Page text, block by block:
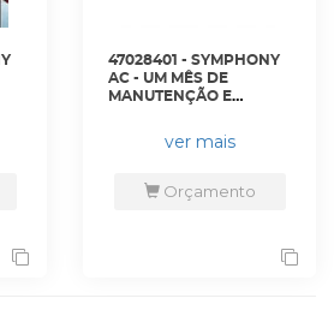
47028401 - SYMPHONY
AC - UM MÊS DE
MANUTENÇÃO E
CARE - S8MS4000-001 -
SENSTARver mais
Orçamento